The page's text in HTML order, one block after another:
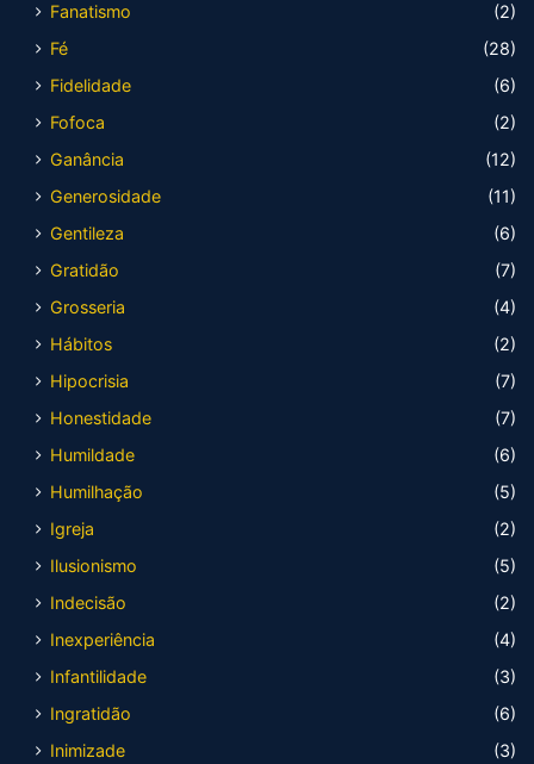
Fanatismo
(2)
Fé
(28)
Fidelidade
(6)
Fofoca
(2)
Ganância
(12)
Generosidade
(11)
Gentileza
(6)
Gratidão
(7)
Grosseria
(4)
Hábitos
(2)
Hipocrisia
(7)
Honestidade
(7)
Humildade
(6)
Humilhação
(5)
Igreja
(2)
Ilusionismo
(5)
Indecisão
(2)
Inexperiência
(4)
Infantilidade
(3)
Ingratidão
(6)
Inimizade
(3)